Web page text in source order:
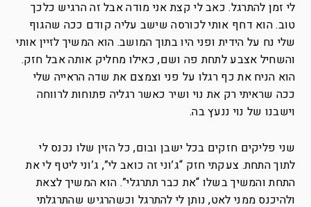
לי זמן להתרגל. כאב לי קצת אני מודה אבל זה הרגיש כלכך
טוב. הוא דחף אותי לכורסה שישב עליה קודם ככה שהגוף
שלי נח על הידית ופני היו בתוך המושב. הוא המשיך לזיין אותי
והשחיל אצבע לתחת פה ושם, כאילו מחליק אותה אבל חזק.
הוא הניח את כף רגלו על פני וצמצם את שדה הראייה שלי
ככה שראיתי רק את נוי ושיר כאשר רגליה פתוחות לרווחה
וישבנו של נוי ננעץ בה.
שני פליקים חזקים בכל ישבן ובום, כל הזין שלו נכנס לי
לתוך התחת. צעקתי חזק “ג’וני זה כואב לי”, ג’וני ליטף לי את
התחת והמשיך בשלו “את כבר תתרגלי”. הוא המשיך לצאת
ולהיכנס ממני לאט, נותן לי להתרגל וכשהרגיש שהתרגלתי